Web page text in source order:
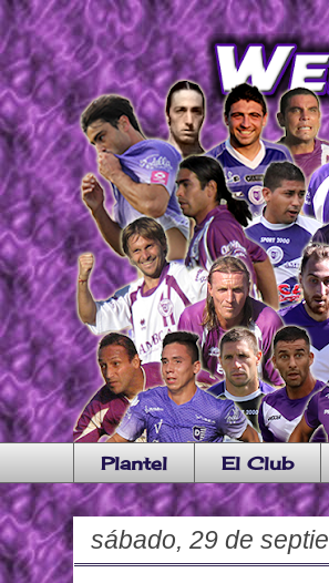
Plantel El Club
sábado, 29 de